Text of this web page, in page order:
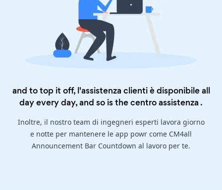
and to top it off, l'assistenza clienti è disponibile all
day every day, and so is thecentro assistenza .
Inoltre, il nostro team di ingegneri esperti lavora giorno
e notte per mantenere le app powr come CM4all
Announcement Bar Countdown al lavoro per te.